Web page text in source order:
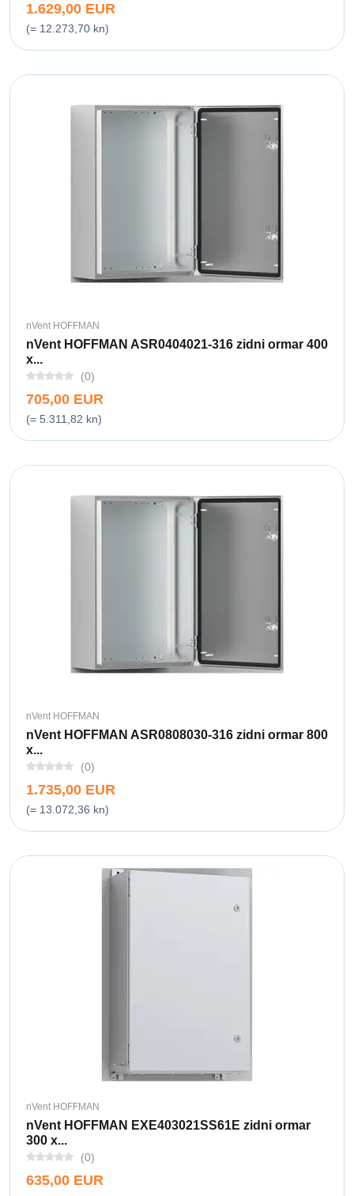
1.629,00 EUR
(= 12.273,70 kn)
nVent HOFFMAN
nVent HOFFMAN ASR0404021-316 zidni ormar 400
x...
(0)
705,00 EUR
(= 5.311,82 kn)
nVent HOFFMAN
nVent HOFFMAN ASR0808030-316 zidni ormar 800
x...
(0)
1.735,00 EUR
(= 13.072,36 kn)
nVent HOFFMAN
nVent HOFFMAN EXE403021SS61E zidni ormar
300 x...
(0)
635,00 EUR